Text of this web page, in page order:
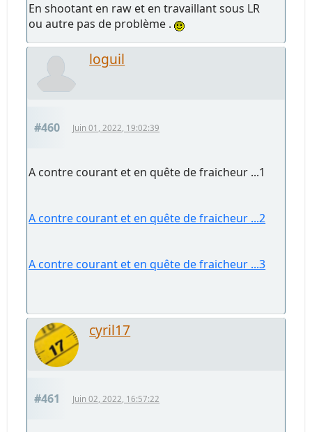
En shootant en raw et en travaillant sous LR
ou autre pas de problème .
loguil
#460 Juin 01, 2022, 19:02:39
A contre courant et en quête de fraicheur ...1
A contre courant et en quête de fraicheur ...2
A contre courant et en quête de fraicheur ...3
cyril17
#461 Juin 02, 2022, 16:57:22